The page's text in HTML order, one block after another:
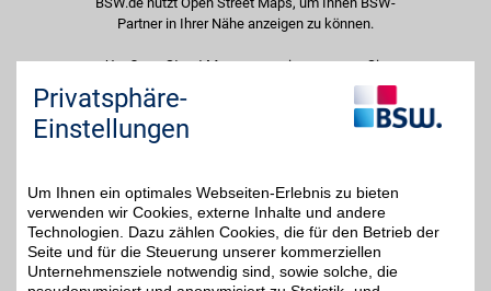
Partner in Ihrer Nähe anzeigen zu können.
Um Open Street Maps anzuzeigen passen Sie
bitte Ihre Cookie-Einstellungen an und erlauben
Sie "Externe Inhalte". Diese Auswahl können Sie
jederzeit über die Cookie-Einstellungen im
unteren Seitenbereich ändern.
Einstellungen anpassen
Privatsphäre-
Einstellungen
Um Ihnen ein optimales Webseiten-Erlebnis zu bieten
verwenden wir Cookies, externe Inhalte und andere
Technologien. Dazu zählen Cookies, die für den Betrieb der
Seite und für die Steuerung unserer kommerziellen
Unternehmensziele notwendig sind, sowie solche, die